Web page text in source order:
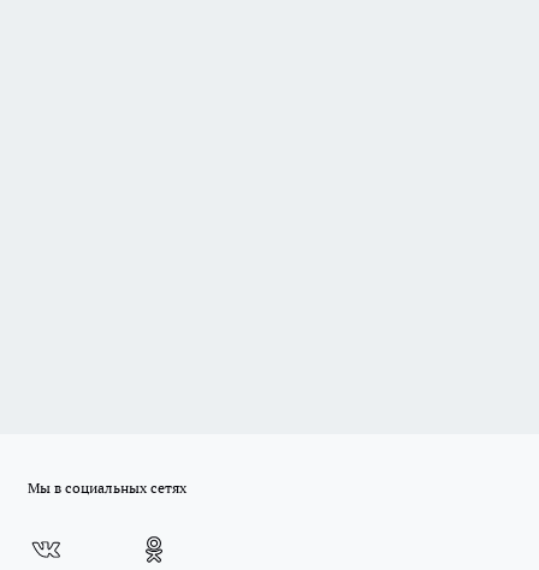
Мы в социальных сетях